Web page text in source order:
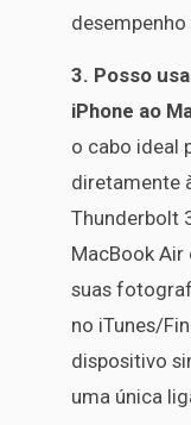
3. Posso
iPhone ao
o cabo ideal
diretamente
Thunderbolt
MacBook Air
suas
no iTunes/
dispositivo
uma única